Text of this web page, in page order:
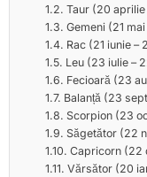
Taur (20 aprilie
Gemeni (21
Rac (21 iunie –
Leu (23 iulie –
Fecioară (23
Balanță (23
Scorpion (23
Săgetător (22
Capricorn (22
Vărsător (20